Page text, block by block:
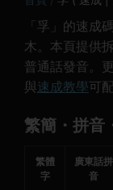
「孚」的速成
木。本頁提供
普通話發音。
與速成教學可
繁簡・拼音
繁體
字
廣東話拼
音